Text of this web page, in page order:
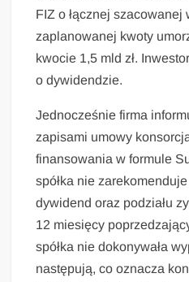
FIZ o łącznej szacowanej
zaplanowanej kwoty
kwocie 1,5 mld zł.
o dywidendzie.
Jednocześnie firma
zapisami umowy
finansowania w formule
spółka nie
dywidend oraz podziału
12 miesięcy
spółka nie dokonywała
następują, co oznacza